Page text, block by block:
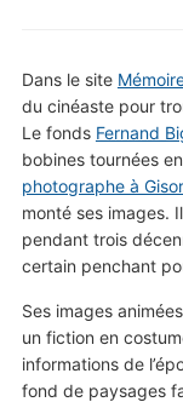
Dans le site
du cinéaste pour
Le fonds Fernand
bobines tournées
photographe à
monté ses images.
pendant trois
certain penchant
Ses images
un fiction en
informations de
fond de paysages